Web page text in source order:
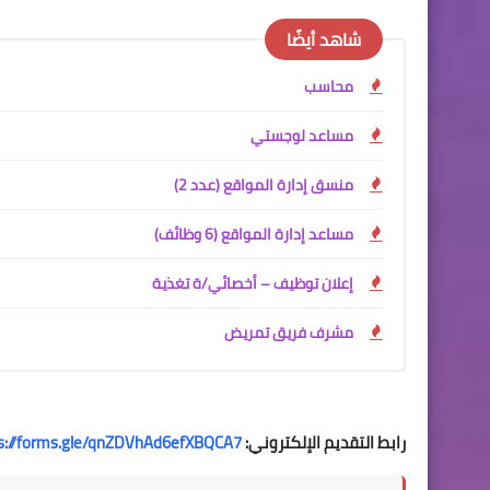
شاهد أيضًا
محاسب
مساعد لوجستي
منسق إدارة المواقع (عدد 2)
مساعد إدارة المواقع (6 وظائف)
إعلان توظيف – أخصائي/ة تغذية
مشرف فريق تمريض
رابط التقديم الإلكتروني:forms.gle/qnZDVhAd6efXBQCA7